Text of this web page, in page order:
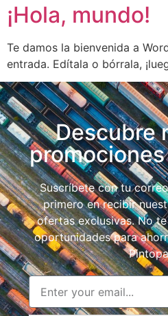
¡Hola, mundo!
Te damos la bienvenida a
entrada. Edítala o bórrala,
Descubre
Suscríbete con tu
primero en recibir
ofertas exclusivas. No
oportunidades para